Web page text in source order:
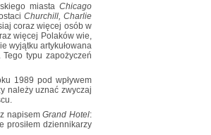
miasta Chicago
Churchill, Charlie
coraz więcej osób w
więcej Polaków wie,
wyjątku artykułowana
Tego typu zapożyczeń
1989 pod wpływem
należy uznać zwyczaj
z napisemGrand Hotel:
prosiłem dziennikarzy